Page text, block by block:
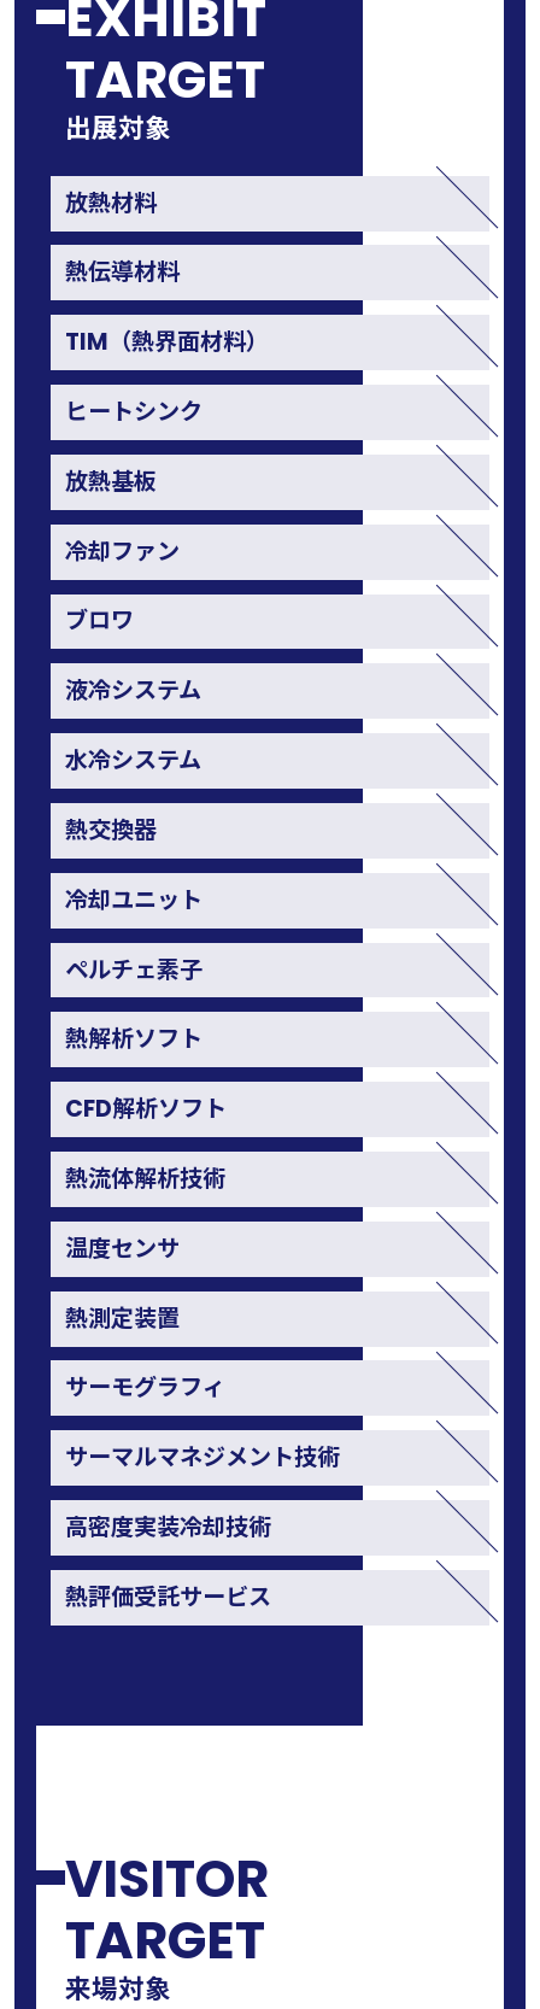
EXHIBIT
TARGET
出展対象
放熱材料
熱伝導材料
TIM（熱界面材料）
ヒートシンク
放熱基板
冷却ファン
ブロワ
液冷システム
水冷システム
熱交換器
冷却ユニット
ペルチェ素子
熱解析ソフト
CFD解析ソフト
熱流体解析技術
温度センサ
熱測定装置
サーモグラフィ
サーマルマネジメント技術
高密度実装冷却技術
熱評価受託サービス
VISITOR
TARGET
来場対象